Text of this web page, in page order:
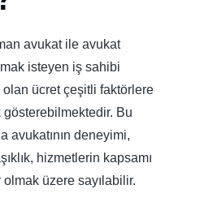
avukat ile avukat
isteyen iş sahibi
ücret çeşitli faktörlere
gösterebilmektedir. Bu
avukatının deneyimi,
hizmetlerin kapsamı
olmak üzere sayılabilir.